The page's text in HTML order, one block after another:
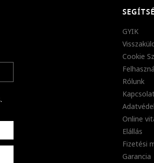
GYIK
Cookie
Rólunk
Online
Elállás
Fizetési
Garancia